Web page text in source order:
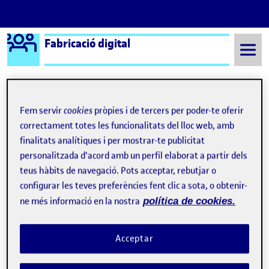
Saltar al contingut
Logo Ágora
Fabricació digital
Semestre 20222 - Aula 1 11 Juny, 2023
11 Juny, 2023
Publicat perGrup 3 | Revisió de la proposta
Publicat per
Daniel Grados Rico
modificacions pertinents gràcies al feedback del Llindar. El
projecte no presenta gaires modificacions més enllà de les
temàtiques triades en un primer moment. Aquestes temàtiques
Fem servircookies pròpies i de tercers per poder-te oferir
correctament totes les funcionalitats del lloc web, amb
finalitats analítiques i per mostrar-te publicitat
personalitzada d'acord amb un perfil elaborat a partir dels
teus hàbits de navegació. Pots acceptar, rebutjar o
configurar les teves preferències fent clic a sota, o obtenir-
ne més informació en la nostra política de cookies.
Acceptar